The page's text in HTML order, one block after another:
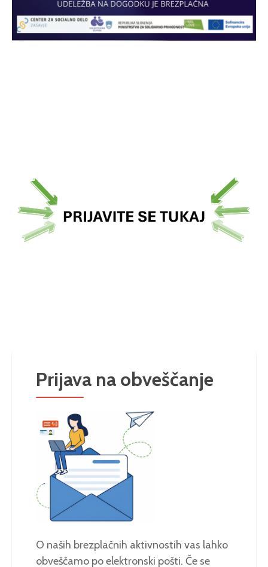
Prijava na obveščanje
O naših brezplačnih aktivnostih vas lahko
obveščamo po elektronski pošti. Če se